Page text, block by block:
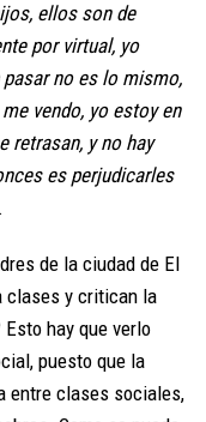
ellos son de
por virtual, yo
no es lo mismo,
vendo, yo estoy en
retrasan, y no hay
es perjudicarles
de la ciudad de El
clases y critican la
hay que verlo
puesto que la
entre clases sociales,